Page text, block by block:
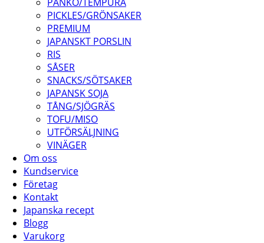
PICKLES/GRÖNSAKER
PREMIUM
JAPANSKT PORSLIN
RIS
SÅSER
SNACKS/SÖTSAKER
JAPANSK SOJA
TÅNG/SJÖGRÄS
TOFU/MISO
UTFÖRSÄLJNING
VINÄGER
Om oss
Kundservice
Företag
Kontakt
Japanska recept
Blogg
Varukorg